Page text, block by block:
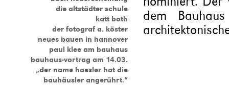
die altstädter schule
katt both
der fotograf a. köster
neues bauen in hannover
paul klee am bauhaus
bauhaus-vortrag am 14.03.
„der name haesler hat die
bauhäusler angerührt.“
dem